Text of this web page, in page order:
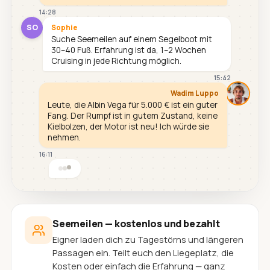
14:28
SO Sophie
Suche Seemeilen auf einem Segelboot mit
30–40 Fuß. Erfahrung ist da, 1–2 Wochen
Cruising in jede Richtung möglich.
15:42
Wadim Luppo
Leute, die Albin Vega für 5.000 € ist ein guter
Fang. Der Rumpf ist in gutem Zustand, keine
Kielbolzen, der Motor ist neu! Ich würde sie
nehmen.
16:11
Seemeilen — kostenlos und bezahlt
Eigner laden dich zu Tagestörns und längeren
Passagen ein. Teilt euch den Liegeplatz, die
Kosten oder einfach die Erfahrung — ganz